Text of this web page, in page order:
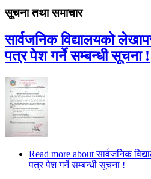
सूचना तथा समाचार
सार्वजनिक विद्यालयको
पत्र पेश गर्ने सम्बन्धी सूचना !
Read more about सार्वजनिक
पत्र पेश गर्ने सम्बन्धी सूचना !